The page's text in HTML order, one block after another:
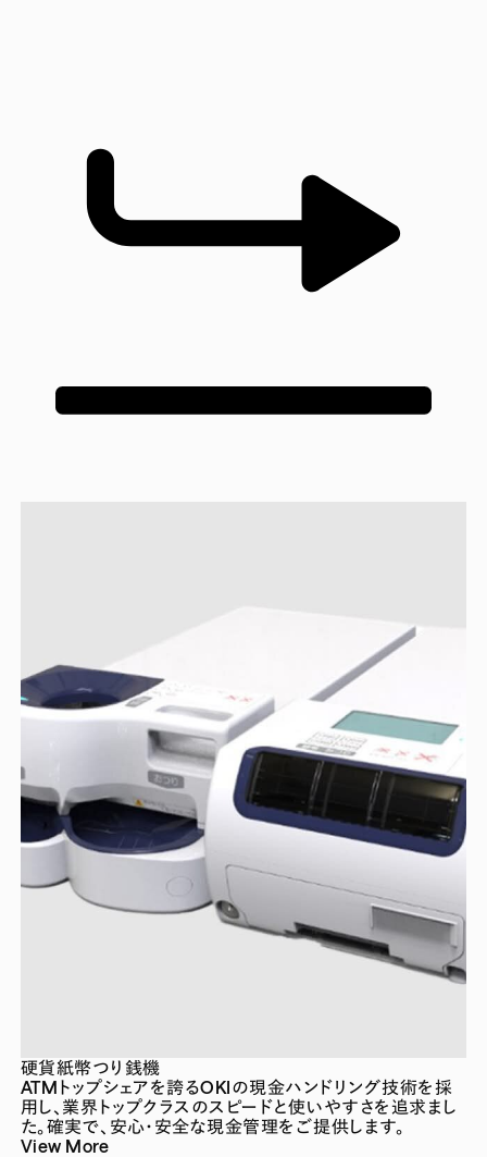
硬貨紙幣つり銭機
ATMトップシェアを誇るOKIの現金ハンドリング技術を採
用し、業界トップクラスのスピードと使いやすさを追求まし
た。確実で、安心・安全な現金管理をご提供します。
View More